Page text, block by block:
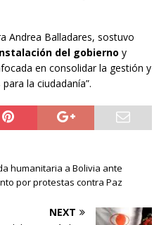
Andrea Balladares, sostuvo
del gobierno y
en consolidar la gestión y
la ciudadanía”.
humanitaria a Bolivia ante
por protestas contra Paz
NEXT